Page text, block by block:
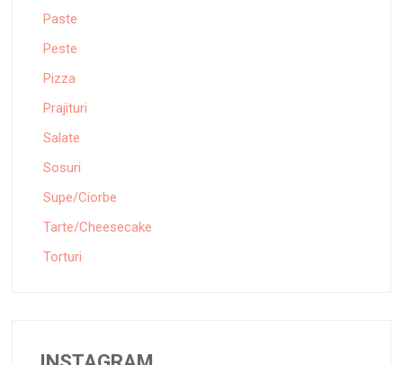
Paste
Peste
Pizza
Prajituri
Salate
Sosuri
Supe/Ciorbe
Tarte/Cheesecake
Torturi